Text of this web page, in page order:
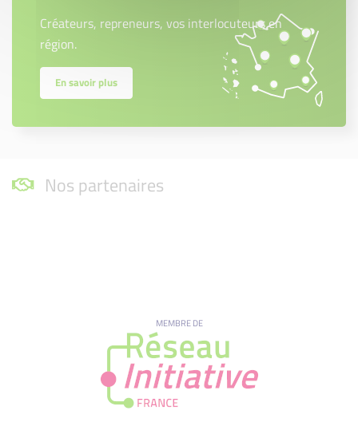
Créateurs, repreneurs, vos interlocuteurs en
région.
En savoir plus
Nos partenaires
MEMBRE DE